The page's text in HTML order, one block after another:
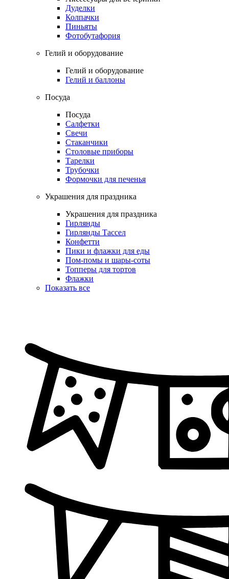
Дуделки
Колпачки
Пиньяты
Фотобутафория
Гелий и оборудование
Гелий и оборудование
Гелий и баллоны
Посуда
Посуда
Салфетки
Свечи
Стаканчики
Столовые приборы
Тарелки
Трубочки
Формочки для печенья
Украшения для праздника
Украшения для праздника
Гирлянды
Гирлянды Тассел
Конфетти
Пики и флажки для еды
Пом-помы и шары-соты
Топперы для тортов
Флажки
Показать все